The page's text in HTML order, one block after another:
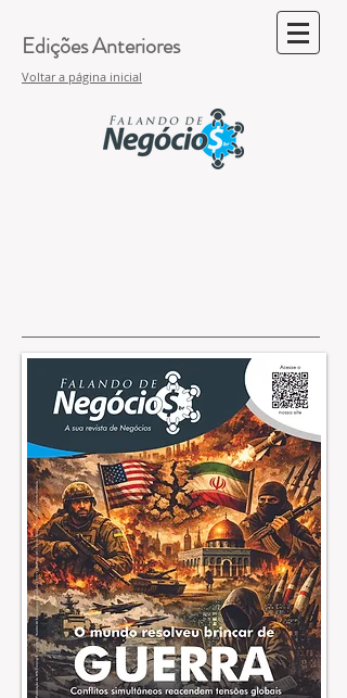
Edições Anteriores
Voltar a página inicial